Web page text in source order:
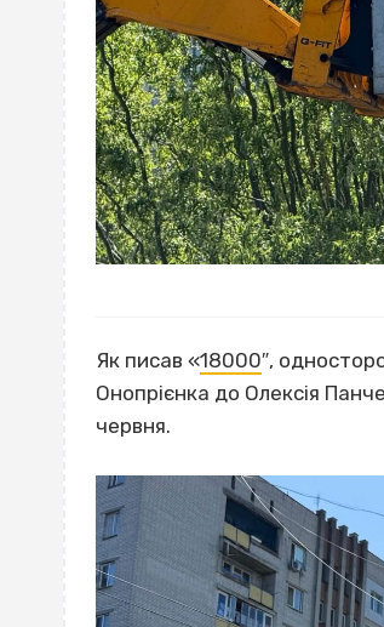
Як писав «18000″,
Онопрієнка до Олексія
червня.